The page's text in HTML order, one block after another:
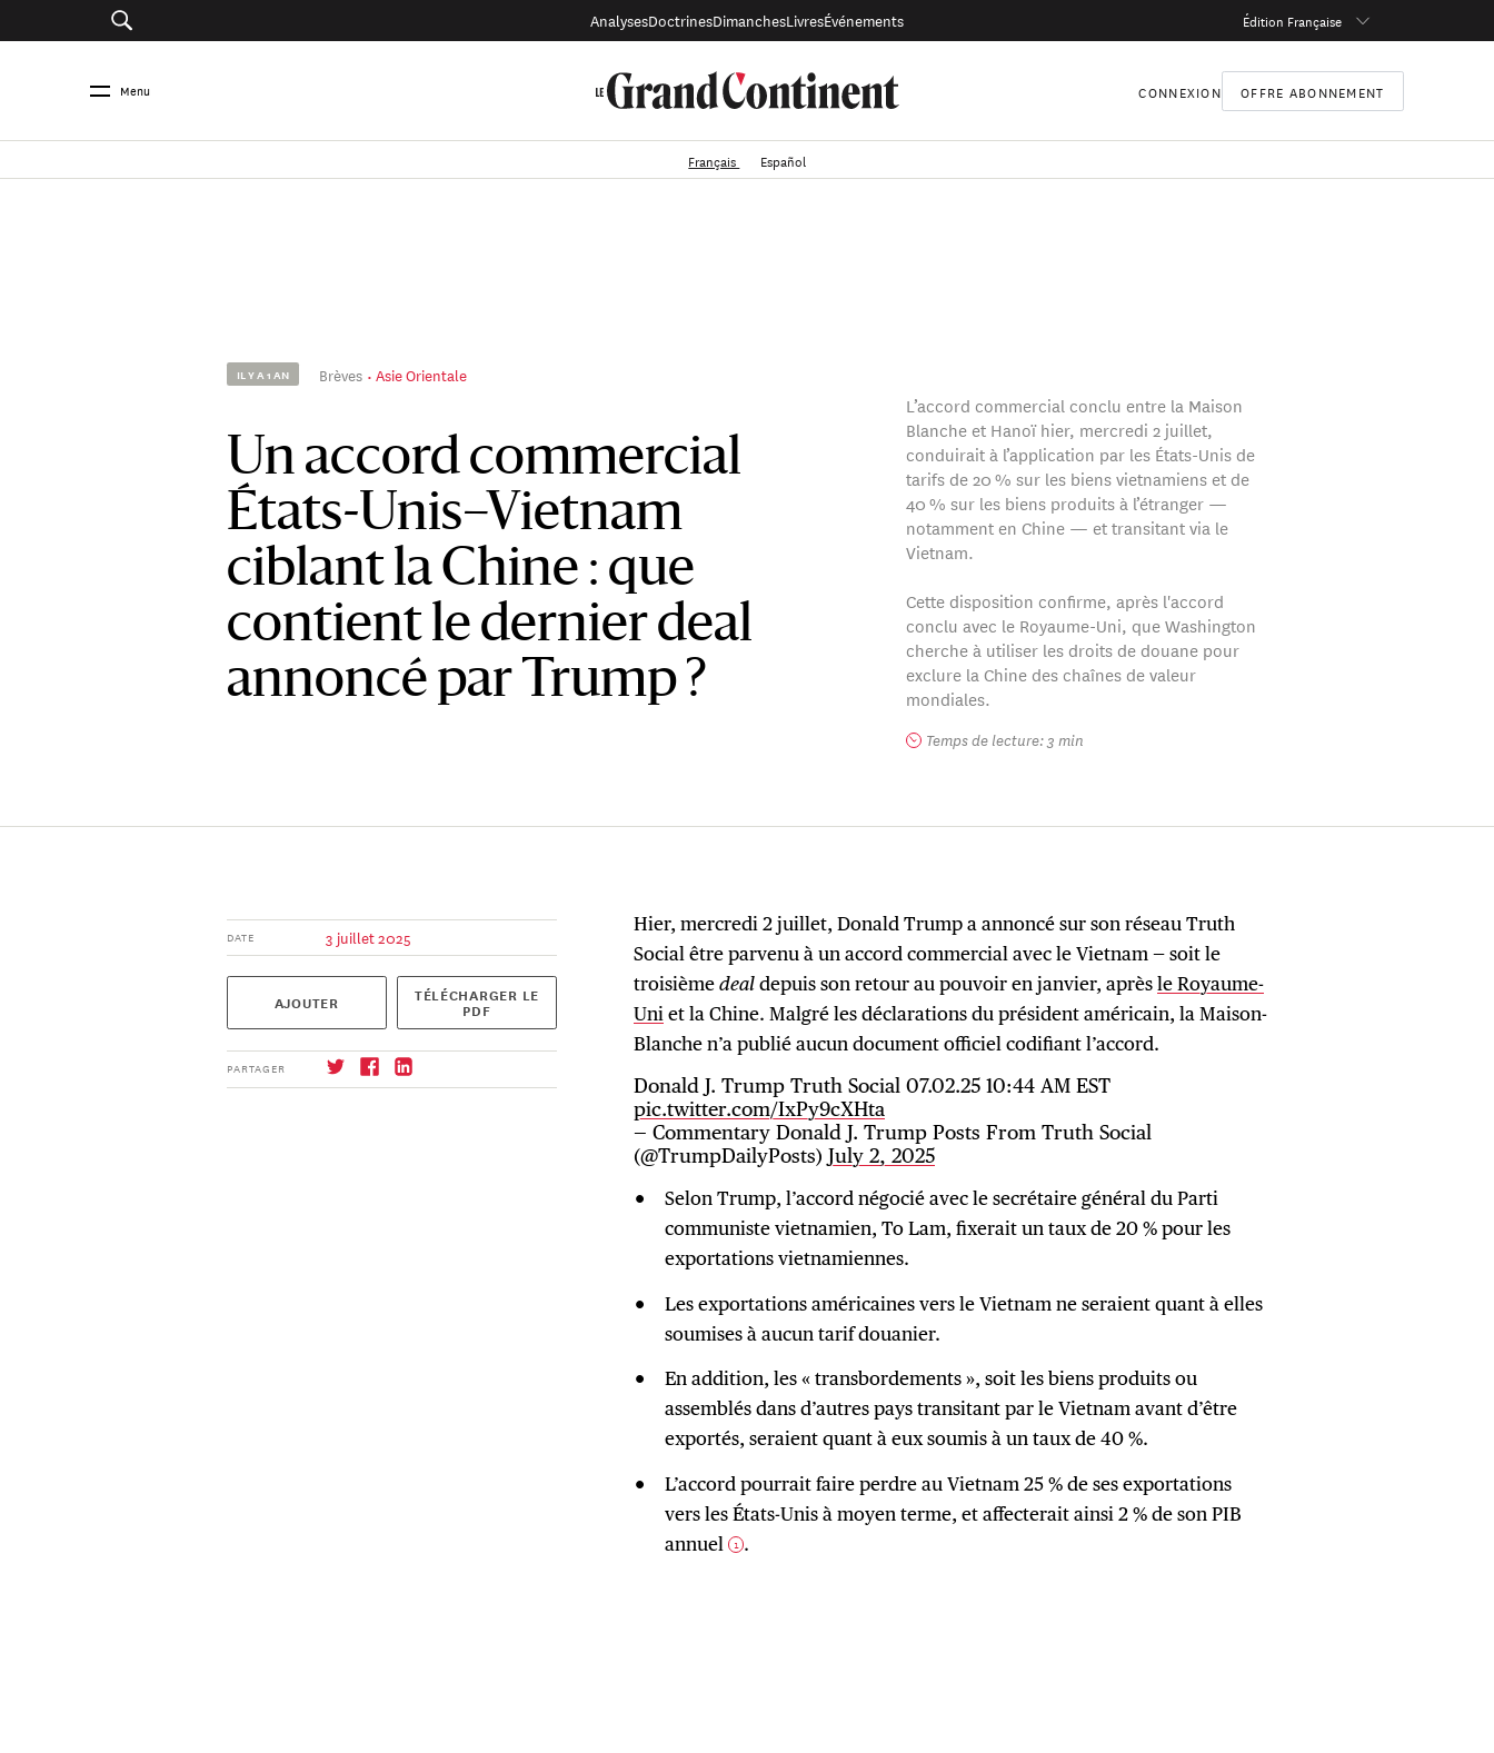
AnalysesDoctrinesDimanchesLivresÉvénements Édition Française
Menu CONNEXION OFFRE ABONNEMENT
Français Español
IL Y A 1 AN Brèves Asie Orientale
Un accord commercial
États-Unis–Vietnam
ciblant la Chine : que
contient le dernier deal
annoncé par Trump ?
L’accord commercial conclu entre la Maison
Blanche et Hanoï hier, mercredi 2 juillet,
conduirait à l’application par les États-Unis de
tarifs de 20 % sur les biens vietnamiens et de
40 % sur les biens produits à l’étranger —
notamment en Chine — et transitant via le
Vietnam.
Cette disposition confirme, après l'accord
conclu avec le Royaume-Uni, que Washington
cherche à utiliser les droits de douane pour
exclure la Chine des chaînes de valeur
mondiales.
Temps de lecture: 3 min
DATE 3 juillet 2025
AJOUTER TÉLÉCHARGER LE
PDF
PARTAGER
Hier, mercredi 2 juillet, Donald Trump a annoncé sur son réseau Truth
Social être parvenu à un accord commercial avec le Vietnam — soit le
troisièmedealdepuis son retour au pouvoir en janvier, aprèsle Royaume-
Uniet la Chine. Malgré les déclarations du président américain, la Maison-
Blanche n’a publié aucun document officiel codifiant l’accord.
Donald J. Trump Truth Social 07.02.25 10:44 AM EST
pic.twitter.com/IxPy9cXHta
— Commentary Donald J. Trump Posts From Truth Social
(@TrumpDailyPosts)July 2, 2025
Selon Trump, l’accord négocié avec le secrétaire général du Parti
communiste vietnamien, To Lam, fixerait un taux de 20 % pour les
exportations vietnamiennes.
Les exportations américaines vers le Vietnam ne seraient quant à elles
soumises à aucun tarif douanier.
En addition, les « transbordements », soit les biens produits ou
assemblés dans d’autres pays transitant par le Vietnam avant d’être
exportés, seraient quant à eux soumis à un taux de 40 %.
L’accord pourrait faire perdre au Vietnam 25 % de ses exportations
vers les États-Unis à moyen terme, et affecterait ainsi 2 % de son PIB
annuel
1 .